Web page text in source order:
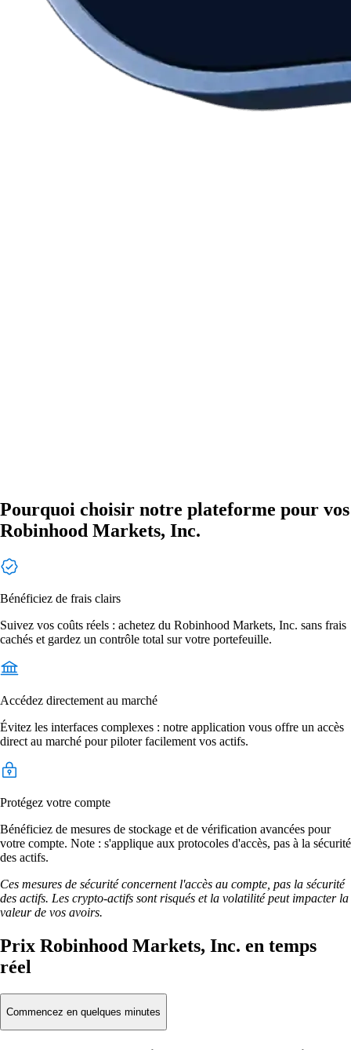
Pourquoi choisir notre plateforme pour vos
Robinhood Markets, Inc.
Bénéficiez de frais clairs
Suivez vos coûts réels : achetez du Robinhood Markets, Inc. sans frais
cachés et gardez un contrôle total sur votre portefeuille.
Accédez directement au marché
Évitez les interfaces complexes : notre application vous offre un accès
direct au marché pour piloter facilement vos actifs.
Protégez votre compte
Bénéficiez de mesures de stockage et de vérification avancées pour
votre compte. Note : s'applique aux protocoles d'accès, pas à la sécurité
des actifs.
Ces mesures de sécurité concernent l'accès au compte, pas la sécurité
des actifs. Les crypto-actifs sont risqués et la volatilité peut impacter la
valeur de vos avoirs.
Prix Robinhood Markets, Inc. en temps
réel
Commencez en quelques minutes